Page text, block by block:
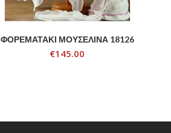
ADD TO CART
ΦΟΡΕΜΑΤΑΚΙ ΜΟΥΣΕΛΙΝΑ 18126
€145.00